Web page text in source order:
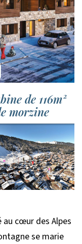
de 116m²
morzine
au cœur des Alpes
se marie